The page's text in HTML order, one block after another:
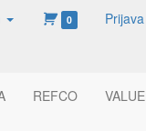
0 Prijava
REFCO VALUE